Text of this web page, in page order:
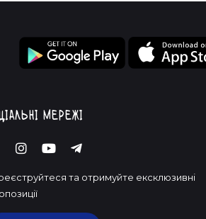
мережі
та отримуйте ексклюзивні